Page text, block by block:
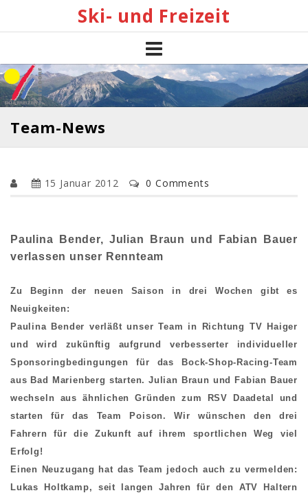
Ski- und Freizeit
Team-News
15 Januar 2012 0 Comments
Paulina Bender, Julian Braun und Fabian Bauer
verlassen unser Rennteam
Zu Beginn der neuen Saison in drei Wochen gibt es
Neuigkeiten:
Paulina Bender verläßt unser Team in Richtung TV Haiger
und wird zukünftig aufgrund verbesserter individueller
Sponsoringbedingungen für das Bock-Shop-Racing-Team
aus Bad Marienberg starten. Julian Braun und Fabian Bauer
wechseln aus ähnlichen Gründen zum RSV Daadetal und
starten für das Team Poison. Wir wünschen den drei
Fahrern für die Zukunft auf ihrem sportlichen Weg viel
Erfolg!
Einen Neuzugang hat das Team jedoch auch zu vermelden:
Lukas Holtkamp, seit langen Jahren für den ATV Haltern